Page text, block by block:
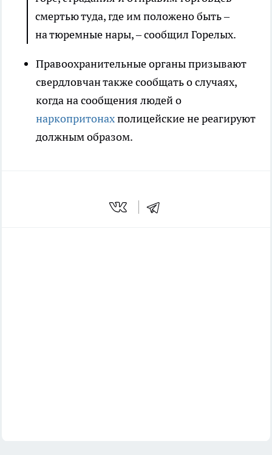
смертью туда, где им положено быть –
на тюремные нары, – сообщил Горелых.
Правоохранительные органы призывают
свердловчан также сообщать о случаях,
когда на сообщения людей о
наркопритонахполицейские не реагируют
должным образом.